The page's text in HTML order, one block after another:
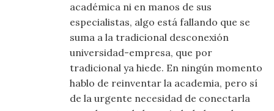
académica ni en manos de sus
especialistas, algo está fallando que se
suma a la tradicional desconexión
universidad-empresa, que por
tradicional ya hiede. En ningún momento
hablo de reinventar la academia, pero sí
de la urgente necesidad de conectarla